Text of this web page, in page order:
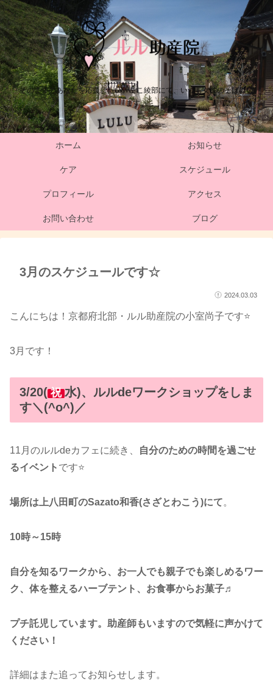
そのままのあなたを応援したい。ここ綾部にて、いつも女性のそばにい
ます。
ホーム お知らせ
ケア スケジュール
プロフィール アクセス
お問い合わせ ブログ
3月のスケジュールです☆
2024.03.03
こんにちは！京都府北部・ルル助産院の小室尚子です⭐
3月です！
3/20( 祝 水)、ルルdeワークショップをしま
す＼(^o^)／
11月のルルdeカフェに続き、
自分のための時間を過ごせ
るイベント です⭐
場所は上八田町のSazato和香(さざとわこう)にて。
10時～15時
自分を知るワークから、お一人でも親子でも楽しめるワー
ク、体を整えるハーブテント、お食事からお菓子♬
プチ託児しています。助産師もいますので気軽に声かけて
ください！
詳細はまた追ってお知らせします。